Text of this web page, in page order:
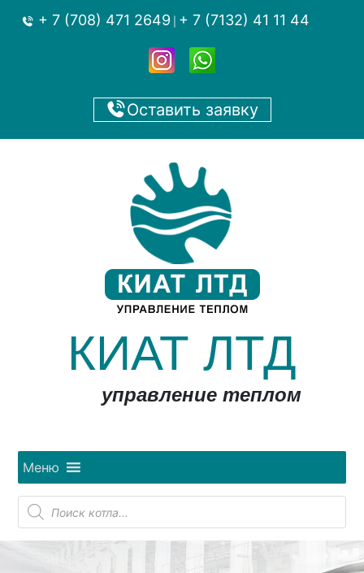
+ 7 (708) 471 2649 + 7 (7132) 41 11 44
Оставить заявку
КИАТ ЛТД
управление теплом
Меню
Поиск
товаров